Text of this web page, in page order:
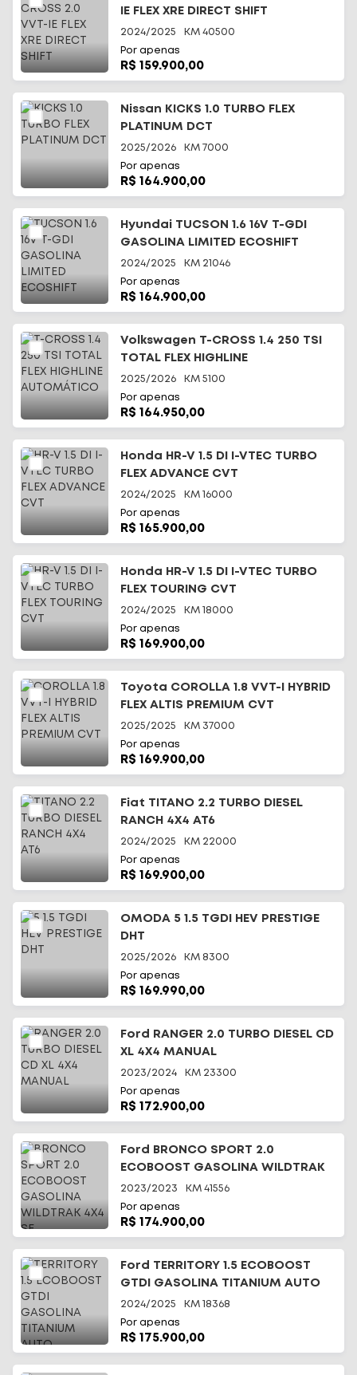
IE FLEX XRE DIRECT SHIFT
2024/2025 KM 40500
Por apenas
R$ 159.900,00
Nissan KICKS 1.0 TURBO FLEX
PLATINUM DCT
2025/2026 KM 7000
Por apenas
R$ 164.900,00
Hyundai TUCSON 1.6 16V T-GDI
GASOLINA LIMITED ECOSHIFT
2024/2025 KM 21046
Por apenas
R$ 164.900,00
Volkswagen T-CROSS 1.4 250 TSI
TOTAL FLEX HIGHLINE
AUTOMÁTICO
2025/2026 KM 5100
Por apenas
R$ 164.950,00
Honda HR-V 1.5 DI I-VTEC TURBO
FLEX ADVANCE CVT
2024/2025 KM 16000
Por apenas
R$ 165.900,00
Honda HR-V 1.5 DI I-VTEC TURBO
FLEX TOURING CVT
2024/2025 KM 18000
Por apenas
R$ 169.900,00
Toyota COROLLA 1.8 VVT-I HYBRID
FLEX ALTIS PREMIUM CVT
2025/2025 KM 37000
Por apenas
R$ 169.900,00
Fiat TITANO 2.2 TURBO DIESEL
RANCH 4X4 AT6
2024/2025 KM 22000
Por apenas
R$ 169.900,00
OMODA 5 1.5 TGDI HEV PRESTIGE
DHT
2025/2026 KM 8300
Por apenas
R$ 169.990,00
Ford RANGER 2.0 TURBO DIESEL CD
XL 4X4 MANUAL
2023/2024 KM 23300
Por apenas
R$ 172.900,00
Ford BRONCO SPORT 2.0
ECOBOOST GASOLINA WILDTRAK
4X4 SE
2023/2023 KM 41556
Por apenas
R$ 174.900,00
Ford TERRITORY 1.5 ECOBOOST
GTDI GASOLINA TITANIUM AUTO
2024/2025 KM 18368
Por apenas
R$ 175.900,00